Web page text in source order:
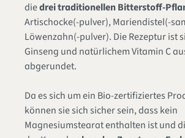
diedrei traditionellen Bitterstoff-
Artischocke(-pulver), Mariendistel(-
Löwenzahn(-pulver). Die Rezeptur ist
Ginseng und natürlichem Vitamin C
abgerundet.
Da es sich um ein Bio-zertifiziertes
können sie sich sicher sein, dass kein
Magnesiumstearat enthalten ist und